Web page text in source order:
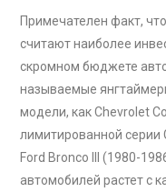
Примечателен факт,
считают наиболее
скромном бюджете
называемые
модели, как Chevrolet
лимитированной
Ford Bronco III (1980-
автомобилей растет с